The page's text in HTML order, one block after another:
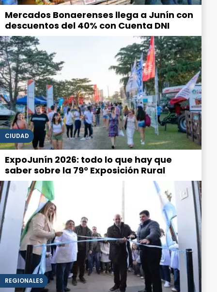
Mercados Bonaerenses llega a Junín con
descuentos del 40% con Cuenta DNI
CIUDAD
ExpoJunín 2026: todo lo que hay que
saber sobre la 79° Exposición Rural
REGIONALES